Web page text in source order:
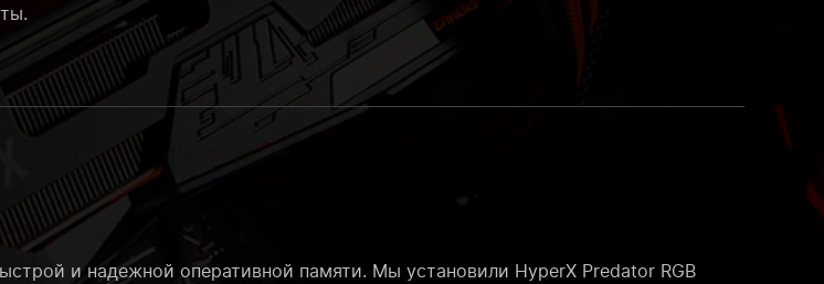
и надежной оперативной памяти. Мы установили HyperX Predator RGB